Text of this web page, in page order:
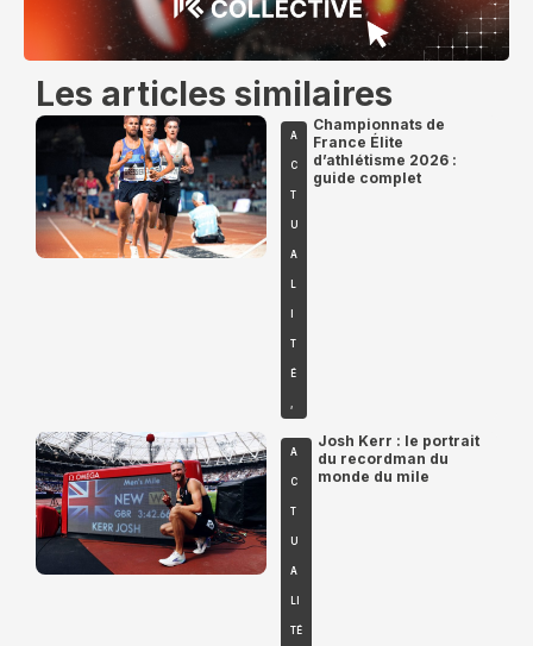
Les articles similaires
A
C
T
U
A
T
É
Championnats de
France Élite
d’athlétisme 2026 :
guide complet
A
C
T
U
A
TÉ
Josh Kerr : le portrait
du recordman du
monde du mile